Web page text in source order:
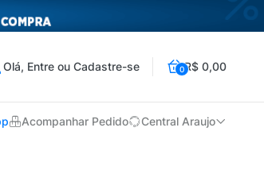
Olá, Entre ou Cadastre-se 0R$ 0,00
Acompanhar Pedido Central Araujo